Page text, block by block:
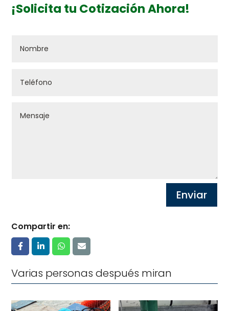
¡Solicita tu Cotización Ahora!
Enviar
Compartir en:
Varias personas después miran